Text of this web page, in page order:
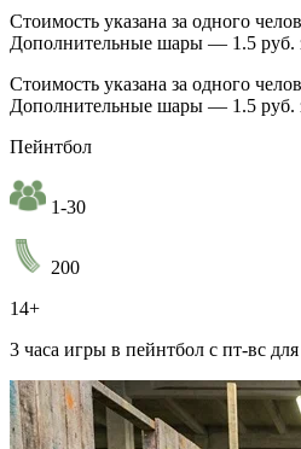
Стоимость указана за одного
Дополнительные шары — 1.5 руб.
Стоимость указана за одного
Дополнительные шары — 1.5 руб.
Пейнтбол
1-30
200
14+
3 часа игры в пейнтбол с пт-вс